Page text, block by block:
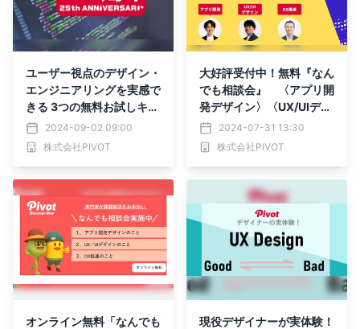
ユーザー視点のデザイン・
エンジニアリングを実感で
きる 3つの無料お試しキャ
ンペーンを実施中！
2024-09-02 09:00
株式会社PIVOT
大好評受付中！無料『なん
でも相談会』 〈アプリ開
発デザイン〉〈UX/UIデザ
イン〉〈DX推進〉のプロ
が本気でアドバイス！
2024-07-31 13:30
株式会社PIVOT
オンライン無料「なんでも
現役デザイナーが実体験！